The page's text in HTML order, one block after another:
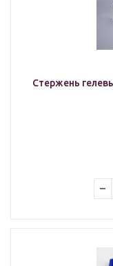
Стержень